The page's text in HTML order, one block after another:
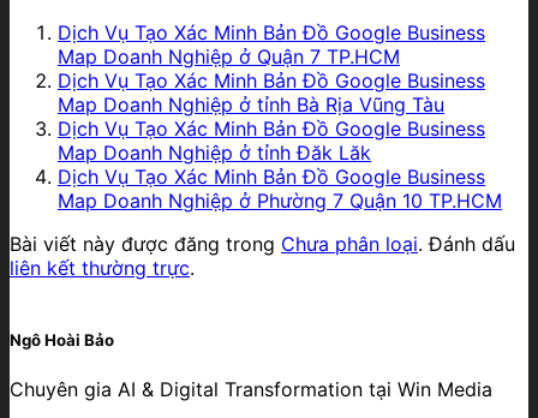
Dịch Vụ Tạo Xác Minh Bản Đồ Google Business
Map Doanh Nghiệp ở Quận 7 TP.HCM
Dịch Vụ Tạo Xác Minh Bản Đồ Google Business
Map Doanh Nghiệp ở tỉnh Bà Rịa Vũng Tàu
Dịch Vụ Tạo Xác Minh Bản Đồ Google Business
Map Doanh Nghiệp ở tỉnh Đăk Lăk
Dịch Vụ Tạo Xác Minh Bản Đồ Google Business
Map Doanh Nghiệp ở Phường 7 Quận 10 TP.HCM
Bài viết này được đăng trong Chưa phân loại. Đánh dấu
liên kết thường trực.
Ngô Hoài Bảo
Chuyên gia AI & Digital Transformation tại Win Media